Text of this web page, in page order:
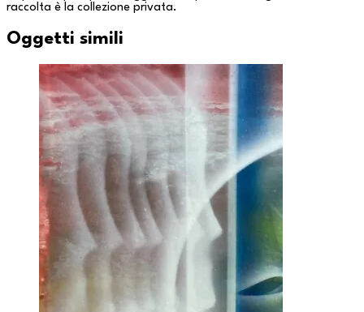
raccolta è la collezione privata.
Oggetti simili